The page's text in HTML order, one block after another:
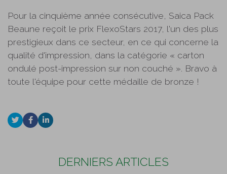
Pour la cinquième année consécutive, Saica Pack
Beaune reçoit le prix FlexoStars 2017, l'un des plus
prestigieux dans ce secteur, en ce qui concerne la
qualité d'impression, dans la catégorie « carton
ondulé post-impression sur non couché ». Bravo à
toute l'équipe pour cette médaille de bronze !
DERNIERS ARTICLES